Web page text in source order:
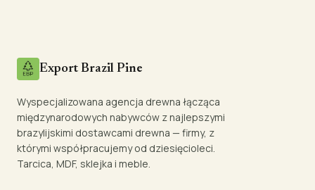
Export Brazil Pine
Wyspecjalizowana agencja drewna łącząca
międzynarodowych nabywców z najlepszymi
brazylijskimi dostawcami drewna — firmy, z
którymi współpracujemy od dziesięcioleci.
Tarcica, MDF, sklejka i meble.